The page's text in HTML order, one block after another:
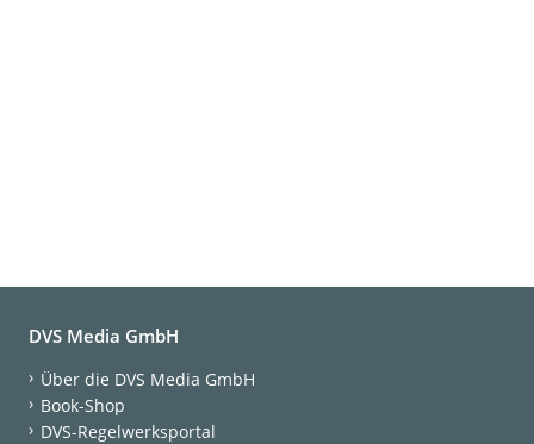
DVS Media GmbH
Über die DVS Media GmbH
Book-Shop
DVS-Regelwerksportal